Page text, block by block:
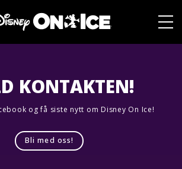
KONTAKTEN!
og få siste nytt om Disney On Ice!
Bli med oss!